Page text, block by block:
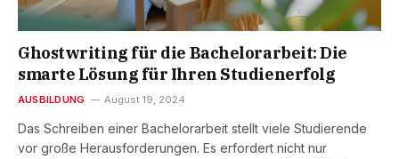
Ghostwriting für die Bachelorarbeit: Die
smarte Lösung für Ihren Studienerfolg
AUSBILDUNG August 19, 2024
Das Schreiben einer Bachelorarbeit stellt viele Studierende
vor große Herausforderungen. Es erfordert nicht nur